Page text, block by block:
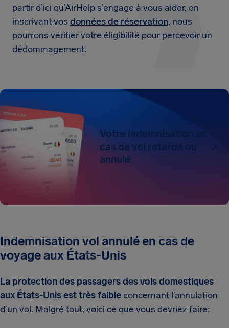
partir d’ici qu’AirHelp s’engage à vous aider, en
inscrivant vos données de réservation, nous
pourrons vérifier votre éligibilité pour percevoir un
dédommagement.
Votre indemnisation en
cas de vol retardé ou
annulé
Indemnisation vol annulé en cas de
voyage aux États-Unis
La protection des passagers des vols domestiques
aux États-Unis est très faibleconcernant l’annulation
d’un vol. Malgré tout, voici ce que vous devriez faire: